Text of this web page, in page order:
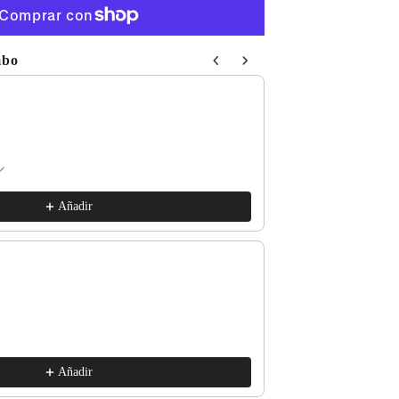
Next buttons to navigate through product recommendations,
Añadir
Añadir